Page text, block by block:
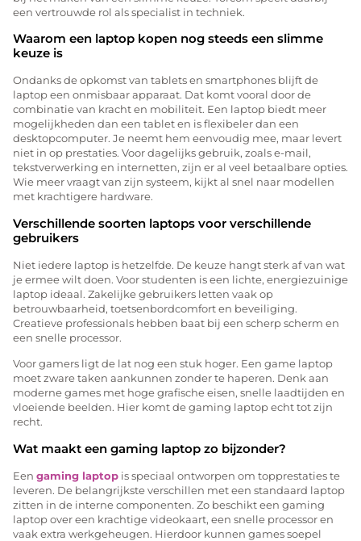
een vertrouwde rol als specialist in techniek.
Waarom een laptop kopen nog steeds een slimme
keuze is
Ondanks de opkomst van tablets en smartphones blijft de
laptop een onmisbaar apparaat. Dat komt vooral door de
combinatie van kracht en mobiliteit. Een laptop biedt meer
mogelijkheden dan een tablet en is flexibeler dan een
desktopcomputer. Je neemt hem eenvoudig mee, maar levert
niet in op prestaties. Voor dagelijks gebruik, zoals e-mail,
tekstverwerking en internetten, zijn er al veel betaalbare opties.
Wie meer vraagt van zijn systeem, kijkt al snel naar modellen
met krachtigere hardware.
Verschillende soorten laptops voor verschillende
gebruikers
Niet iedere laptop is hetzelfde. De keuze hangt sterk af van wat
je ermee wilt doen. Voor studenten is een lichte, energiezuinige
laptop ideaal. Zakelijke gebruikers letten vaak op
betrouwbaarheid, toetsenbordcomfort en beveiliging.
Creatieve professionals hebben baat bij een scherp scherm en
een snelle processor.
Voor gamers ligt de lat nog een stuk hoger. Een game laptop
moet zware taken aankunnen zonder te haperen. Denk aan
moderne games met hoge grafische eisen, snelle laadtijden en
vloeiende beelden. Hier komt de gaming laptop echt tot zijn
recht.
Wat maakt een gaming laptop zo bijzonder?
Een gaming laptop is speciaal ontworpen om topprestaties te
leveren. De belangrijkste verschillen met een standaard laptop
zitten in de interne componenten. Zo beschikt een gaming
laptop over een krachtige videokaart, een snelle processor en
vaak extra werkgeheugen. Hierdoor kunnen games soepel